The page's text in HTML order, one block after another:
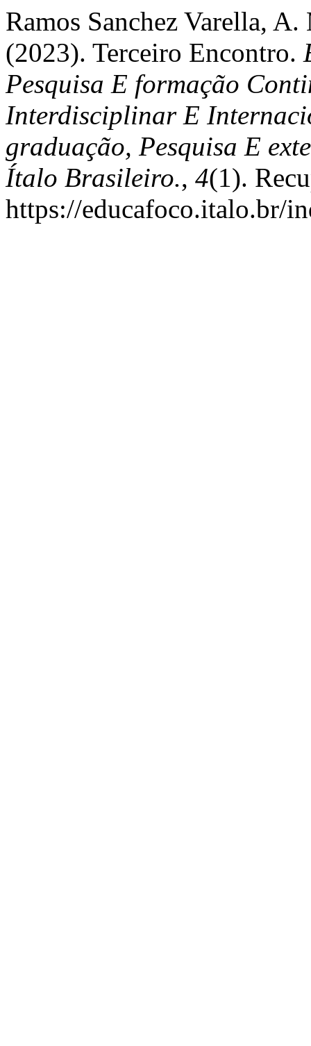
Ramos Sanchez Varella,
(2023). Terceiro Encontro.
Pesquisa E formação
Interdisciplinar E
graduação, Pesquisa E
Ítalo Brasileiro., 4(1).
https://educafoco.italo.br/